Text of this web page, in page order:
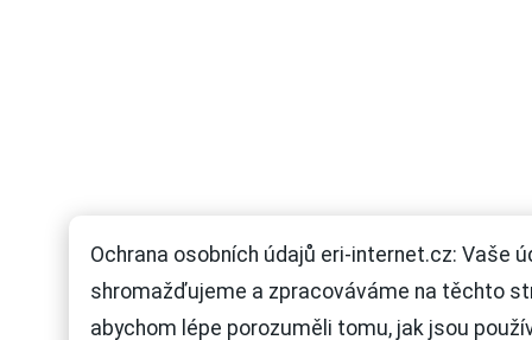
Ochrana osobních údajů eri-internet.cz: Vaše
shromažďujeme a zpracováváme na těchto
abychom lépe porozuměli tomu, jak jsou